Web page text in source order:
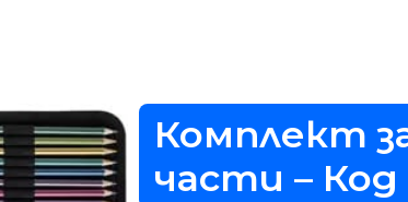
Комплект
части – Код